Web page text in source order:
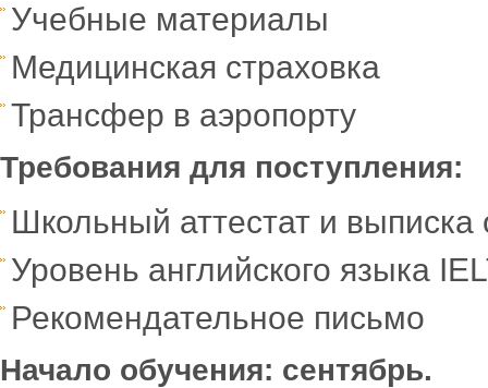
Учебные материалы
Медицинская страховка
Трансфер в аэропорту
Требования для поступления:
Школьный аттестат и выписка
Уровень английского языка
Рекомендательное письмо
Начало обучения: сентябрь.